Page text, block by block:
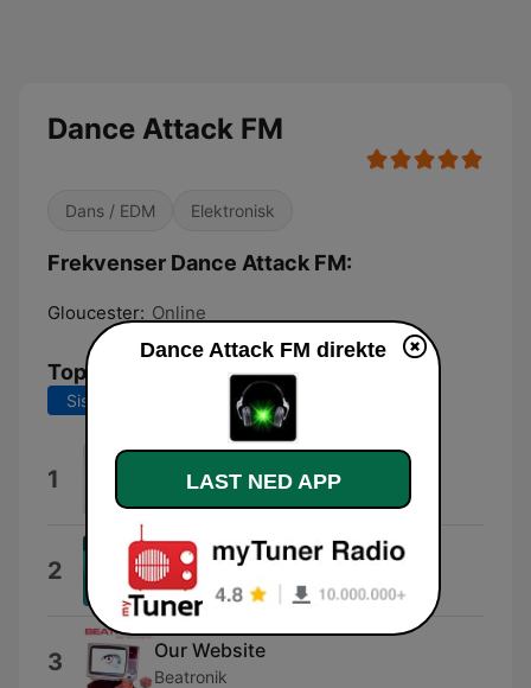
Dance Attack FM
Dans / EDM Elektronisk
Frekvenser Dance Attack FM:
Gloucester: Online
Topplåter
Siste 7 dager Siste 30 dager
1 Audien
2 Dreamer (Radio Edit)
Suncatcher
3 Our Website
Beatronik
Dance Attack FM direkte
LAST NED APP